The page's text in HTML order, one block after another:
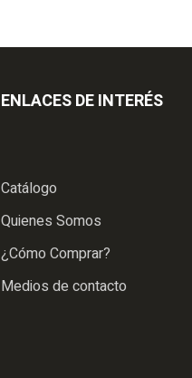
ENLACES DE INTERÉS
Catálogo
Quienes Somos
¿Cómo Comprar?
Medios de contacto